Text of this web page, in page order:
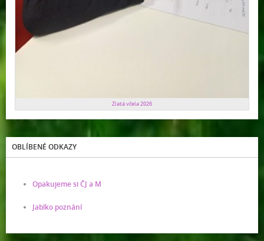
Zlatá včela 2026
OBLÍBENÉ ODKAZY
Opakujeme si ČJ a M
Jablko poznání